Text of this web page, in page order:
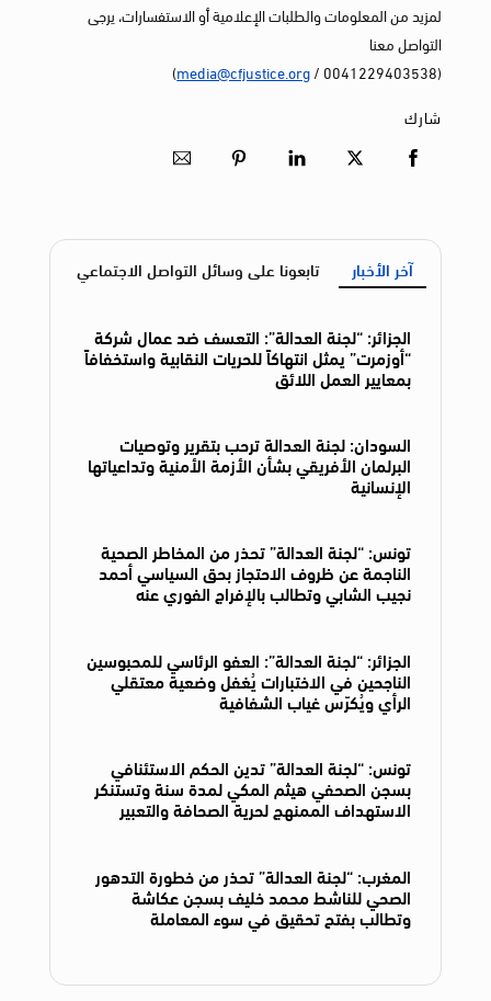
لمزيد من المعلومات والطلبات الإعلامية أو الاستفسارات، يرجى
التواصل معنا
(0041229403538 /
media@cfjustice.org
)
شارك
آخر الأخبار تابعونا على وسائل التواصل الاجتماعي
الجزائر: “لجنة العدالة”: التعسف ضد عمال شركة
“أوزمرت” يمثل انتهاكاً للحريات النقابية واستخفافاً
بمعايير العمل اللائق
السودان: لجنة العدالة ترحب بتقرير وتوصيات
البرلمان الأفريقي بشأن الأزمة الأمنية وتداعياتها
الإنسانية
تونس: “لجنة العدالة” تحذر من المخاطر الصحية
الناجمة عن ظروف الاحتجاز بحق السياسي أحمد
نجيب الشابي وتطالب بالإفراج الفوري عنه
الجزائر: “لجنة العدالة”: العفو الرئاسي للمحبوسين
الناجحين في الاختبارات يُغفل وضعية معتقلي
الرأي ويُكرّس غياب الشفافية
تونس: “لجنة العدالة” تدين الحكم الاستئنافي
بسجن الصحفي هيثم المكي لمدة سنة وتستنكر
الاستهداف الممنهج لحرية الصحافة والتعبير
المغرب: “لجنة العدالة” تحذر من خطورة التدهور
الصحي للناشط محمد خليف بسجن عكاشة
وتطالب بفتح تحقيق في سوء المعاملة